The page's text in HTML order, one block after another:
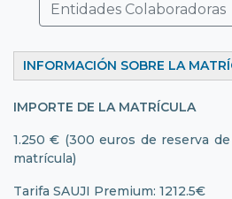
Entidades Colaboradoras
INFORMACIÓN SOBRE LA
IMPORTE DE LA MATRÍCULA
1.250 € (300 euros de reserva
matrícula)
Tarifa SAUJI Premium: 1212.5€